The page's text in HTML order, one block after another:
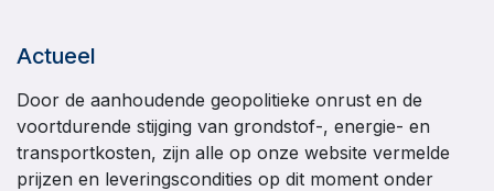
Actueel
Door de aanhoudende geopolitieke onrust en de
voortdurende stijging van grondstof-, energie- en
transportkosten, zijn alle op onze website vermelde
prijzen en leveringscondities op dit moment onder